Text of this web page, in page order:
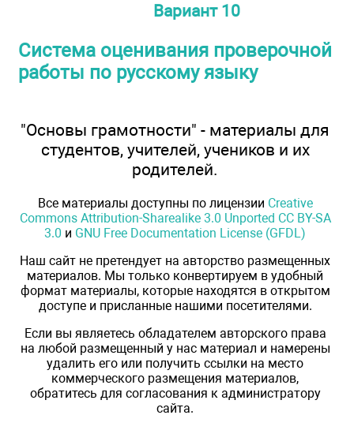
Вариант 10
Система оценивания проверочной
работы по русскому языку
"Основы грамотности" - материалы для
студентов, учителей, учеников и их
родителей.
Все материалы доступны по лицензии Creative
Commons Attribution-Sharealike 3.0 Unported CC BY-SA
3.0 и GNU Free Documentation License (GFDL)
Наш сайт не претендует на авторство размещенных
материалов. Мы только конвертируем в удобный
формат материалы, которые находятся в открытом
доступе и присланные нашими посетителями.
Если вы являетесь обладателем авторского права
на любой размещенный у нас материал и намерены
удалить его или получить ссылки на место
коммерческого размещения материалов,
обратитесь для согласования к администратору
сайта.